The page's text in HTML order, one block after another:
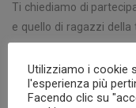
Ti chiediamo di
e quello di ragazzi
progetto e per
Cosa succederà se
Utilizziamo i cookie
l'esperienza più
Facendo clic su